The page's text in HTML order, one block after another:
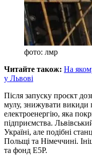
фото: лмр
Читайте також: На
у Львові
Після запуску проєкт
мулу, знижувати викиди
електроенергію, яка
підприємства.
Україні, але подібні
Польщі та Німеччині.
та фонд E5P.